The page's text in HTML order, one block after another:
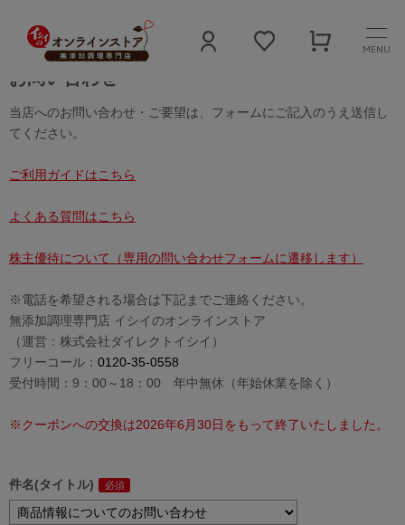
MENU
お問い合わせ
当店へのお問い合わせ・ご要望は、フォームにご記入のうえ送信し
てください。
ご利用ガイドはこちら
よくある質問はこちら
株主優待について（専用の問い合わせフォームに遷移します）
※電話を希望される場合は下記までご連絡ください。
無添加調理専門店 イシイのオンラインストア
（運営：株式会社ダイレクトイシイ）
フリーコール： 0120-35-0558
受付時間：9：00～18：00 年中無休（年始休業を除く）
※クーポンへの交換は2026年6月30日をもって終了いたしました。
件名(タイトル)